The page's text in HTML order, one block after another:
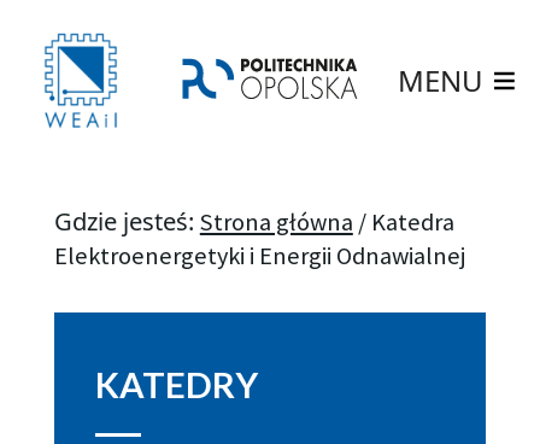
MENU
Gdzie jesteś: Strona główna / Katedra
Elektroenergetyki i Energii Odnawialnej
KATEDRY